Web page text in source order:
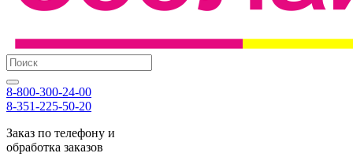
8-800-300-24-00
8-351-225-50-20
Заказ по телефону и
обработка заказов